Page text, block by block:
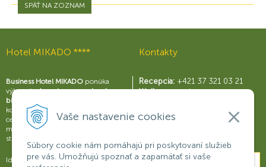
Vaše nastavenie cookies
Súbory cookie nám pomáhajú pri poskytovaní služieb
pre vás. Umožňujú spoznať a zapamätať si vaše
SPÄŤ NA ZOZNAM
Hotel MIKADO ****
Business Hotel MIKADO ponúka
výbornézázemie pre moderný
biznis
konferenčnými sálami a business
centrom, širokou škálou služieb a
možnosťami na relax a príjemné
strávenie voľného času.
Ideálne miesto na obchodné
Kontakty
Recepcia: +421 37 321 03 21
Wellness centrum:
Reštaurácia Rouge: